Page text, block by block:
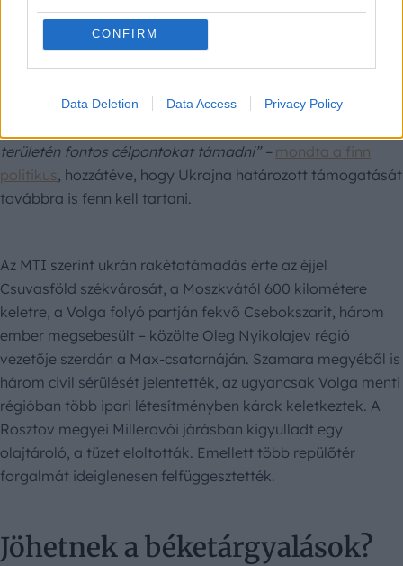
CONFIRM
Data Deletion Data Access Privacy Policy
Orpo finn miniszterelnök kijelentette, hogy Ukrajna jelenleg
kedvezőbb helyzetben van a harctéren, mint korábban, és
fronthelyzet megváltozott. A védekező Ukrajna ma
területén fontos célpontokat támadni” – mondta a finn
politikus, hozzátéve, hogy Ukrajna határozott támogatását
továbbra is fenn kell tartani.
Az MTI szerint ukrán rakétatámadás érte az éjjel
Csuvasföld székvárosát, a Moszkvától 600 kilométere
keletre, a Volga folyó partján fekvő Csebokszarit, három
ember megsebesült – közölte Oleg Nyikolajev régió
vezetője szerdán a Max-csatornáján. Szamara megyéből is
három civil sérülését jelentették, az ugyancsak Volga menti
régióban több ipari létesítményben károk keletkeztek. A
Rosztov megyei Millerovói járásban kigyulladt egy
olajtároló, a tüzet eloltották. Emellett több repülőtér
forgalmát ideiglenesen felfüggesztették.
Jöhetnek a béketárgyalások?